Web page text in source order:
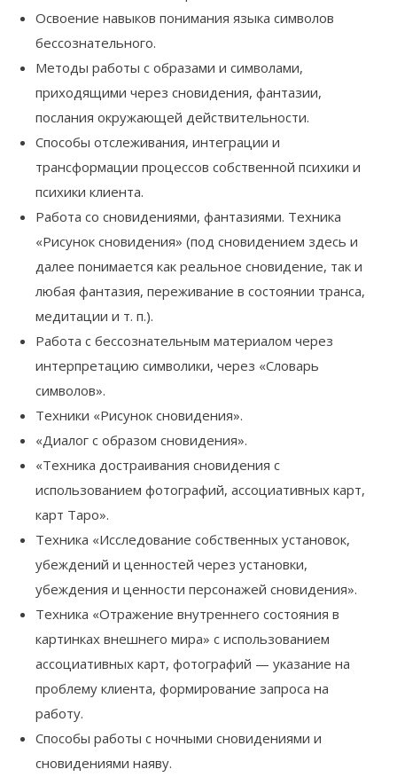
Освоение навыков понимания языка символов
бессознательного.
Методы работы с образами и символами,
приходящими через сновидения, фантазии,
послания окружающей действительности.
Способы отслеживания, интеграции и
трансформации процессов собственной психики и
психики клиента.
Работа со сновидениями, фантазиями. Техника
«Рисунок сновидения» (под сновидением здесь и
далее понимается как реальное сновидение, так и
любая фантазия, переживание в состоянии транса,
медитации и т. п.).
Работа с бессознательным материалом через
интерпретацию символики, через «Словарь
символов».
Техники «Рисунок сновидения».
«Диалог с образом сновидения».
«Техника достраивания сновидения с
использованием фотографий, ассоциативных карт,
карт Таро».
Техника «Исследование собственных установок,
убеждений и ценностей через установки,
убеждения и ценности персонажей сновидения».
Техника «Отражение внутреннего состояния в
картинках внешнего мира» с использованием
ассоциативных карт, фотографий — указание на
проблему клиента, формирование запроса на
работу.
Способы работы с ночными сновидениями и
сновидениями наяву.